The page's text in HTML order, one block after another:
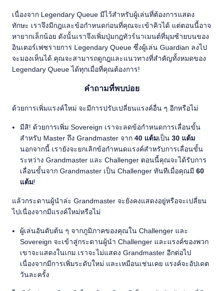
เนื่องจาก Legendary Queue มีไว้สำหรับผู้เล่นที่ต้องการแสดง
ทักษะ เราจึงมีกฎและข้อกำหนดก่อนที่คุณจะเข้าคิวได้ แต่ตอนนี้อาจ
หายากเล็กน้อย ดังนั้นเราจึงเพิ่มปุ่มกฎทัวร์นาเมนต์ที่มุมซ้ายบนของ
อินเตอร์เฟซรายการ Legendary Queue ซึ่งผู้เล่น Guardian ลงไป
จะมองเห็นได้ คุณจะสามารถดูกฎและแนวทางที่สำคัญทั้งหมดของ
Legendary Queue ได้ทุกเมื่อที่คุณต้องการ!
คำถามที่พบบ่อย
ด้วยการเพิ่มแรงค์ใหม่ จะมีการปรับเปลี่ยนแรงค์อื่น ๆ อีกหรือไม่
มีสิ! ด้วยการเพิ่ม Sovereign เราจะลดข้อกำหนดการเลื่อนขั้น
สำหรับ Master ถึง Grandmaster จาก 40 แต้มเป็น 30 แต้ม
นอกจากนี้ เรายังจะยกเลิกข้อกำหนดแรงค์สำหรับการเลื่อนขั้น
ระหว่าง Grandmaster และ Challenger ตอนนี้คุณจะได้รับการ
เลื่อนขั้นจาก Grandmaster เป็น Challenger ทันทีเมื่อคุณมี 60
แต้ม!
แล้วกระดานผู้นำล่ะ Grandmaster จะยังคงแสดงอยู่หรือจะเปลี่ยน
ไปเนื่องจากมีแรงค์ใหม่หรือไม่
ผู้เล่นอันดับต้น ๆ จากภูมิภาคของคุณใน Challenger และ
Sovereign จะเข้าสู่กระดานผู้นำ Challenger และแรงค์ของพวก
เขาจะแสดงในเกม เราจะไม่แสดง Grandmaster อีกต่อไป
เนื่องจากมีการเพิ่มระดับใหม่ และเหมือนเช่นเคย แรงค์จะอัปเดต
วันละครั้ง